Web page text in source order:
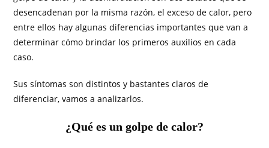
desencadenan por la misma razón, el exceso de calor, pero
entre ellos hay algunas diferencias importantes que van a
determinar cómo brindar los primeros auxilios en cada
caso.
Sus síntomas son distintos y bastantes claros de
diferenciar, vamos a analizarlos.
¿Qué es un golpe de calor?